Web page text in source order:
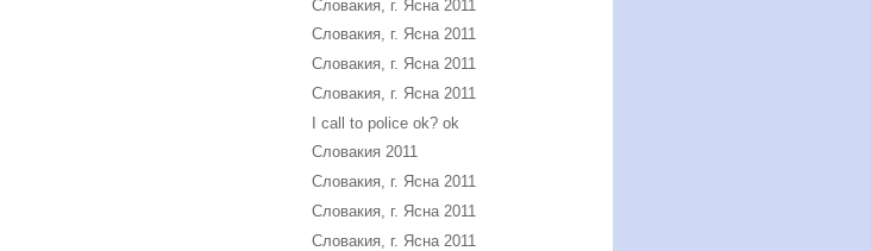
Словакия, г. Ясна 2011
Словакия, г. Ясна 2011
Словакия, г. Ясна 2011
Словакия, г. Ясна 2011
I call to police ok? ok
Словакия 2011
Словакия, г. Ясна 2011
Словакия, г. Ясна 2011
Словакия, г. Ясна 2011